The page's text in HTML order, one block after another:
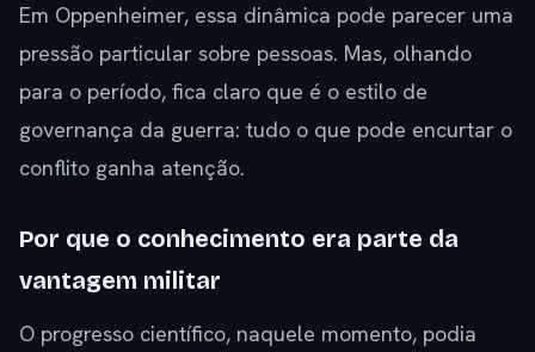
Em Oppenheimer, essa dinâmica pode parecer uma
pressão particular sobre pessoas. Mas, olhando
para o período, fica claro que é o estilo de
governança da guerra: tudo o que pode encurtar o
conflito ganha atenção.
Por que o conhecimento era parte da
vantagem militar
O progresso científico, naquele momento, podia